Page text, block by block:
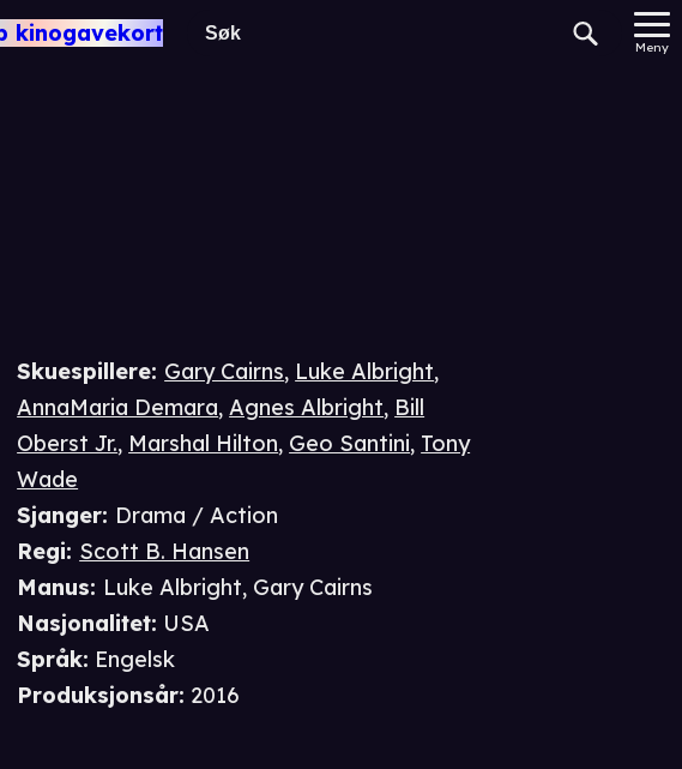
kinogavekort
Meny
/ Action
Skuespillere: Gary Cairns, Luke Albright,
AnnaMaria Demara,Agnes Albright, Bill
Oberst Jr., Marshal Hilton, Geo Santini, Tony
Wade
Sjanger: Drama / Action
Regi: Scott B. Hansen
Manus: Luke Albright, Gary Cairns
Nasjonalitet: USA
Språk: Engelsk
Produksjonsår: 2016